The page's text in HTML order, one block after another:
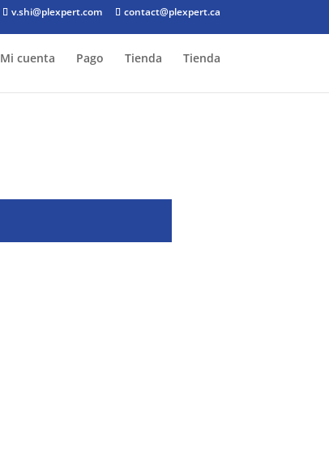
v.shi@plexpert.com
contact@plexpert.ca
Mi cuenta Pago Tienda Tienda